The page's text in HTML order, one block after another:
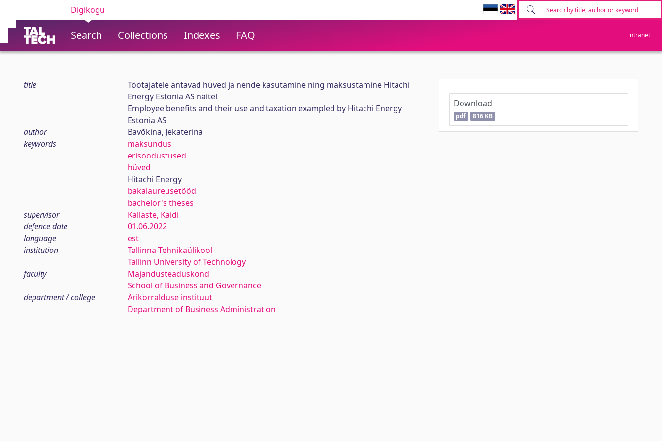
Digikogu
Search Collections Indexes FAQ Intranet
title
Töötajatele antavad hüved ja nende kasutamine ning maksustamine Hitachi
Energy Estonia AS näitel
Employee benefits and their use and taxation exampled by Hitachi Energy
Estonia AS
author
Bavõkina, Jekaterina
keywords
maksundus
erisoodustused
hüved
Hitachi Energy
bakalaureusetööd
bachelor's theses
supervisor
Kallaste, Kaidi
defence date
01.06.2022
language
est
institution
Tallinna Tehnikaülikool
Tallinn University of Technology
faculty
Majandusteaduskond
School of Business and Governance
department / college
Ärikorralduse instituut
Department of Business Administration
Download
pdf 816 KB